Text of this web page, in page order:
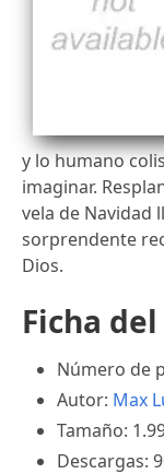
y lo humano
imaginar.
vela de Navidad
sorprendente
Dios.
Ficha
Número de
Autor: Max
Tamaño:
Descargas: